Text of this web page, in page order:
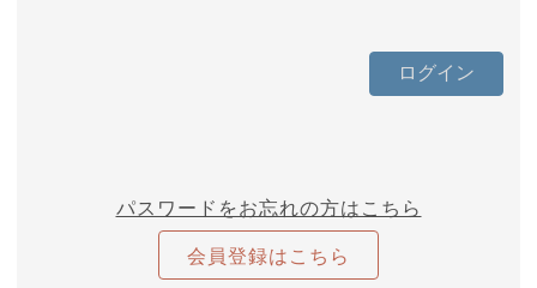
パスワードをお忘れの方はこちら
会員登録はこちら